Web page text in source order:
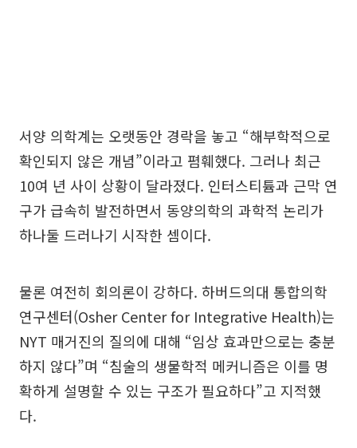
서양 의학계는 오랫동안 경락을 놓고 “해부학적으로
확인되지 않은 개념”이라고 폄훼했다. 그러나 최근
10여 년 사이 상황이 달라졌다. 인터스티튬과 근막 연
구가 급속히 발전하면서 동양의학의 과학적 논리가
하나둘 드러나기 시작한 셈이다.
물론 여전히 회의론이 강하다. 하버드의대 통합의학
연구센터(Osher Center for Integrative Health)는
NYT 매거진의 질의에 대해 “임상 효과만으로는 충분
하지 않다”며 “침술의 생물학적 메커니즘은 이를 명
확하게 설명할 수 있는 구조가 필요하다”고 지적했
다.